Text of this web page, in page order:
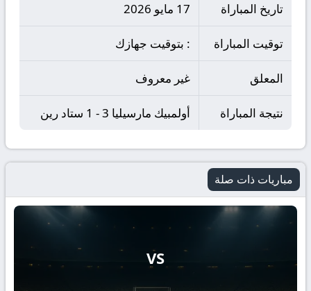
تاريخ المباراة 17 مايو 2026
توقيت المباراة : بتوقيت جهازك
المعلق غير معروف
نتيجة المباراة أولمبيك مارسيليا 3 - 1 ستاد رين
مباريات ذات صلة
VS